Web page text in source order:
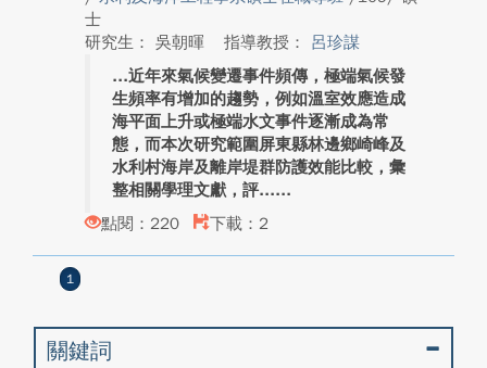
士
研究生： 吳朝暉
指導教授： 呂珍謀
近年來氣候變遷事件頻傳，極端氣候發
生頻率有增加的趨勢，例如溫室效應造成
海平面上升或極端水文事件逐漸成為常
態，而本次研究範圍屏東縣林邊鄉崎峰及
水利村海岸及離岸堤群防護效能比較，彙
整相關學理文獻，評...
點閱：220
下載：2
1
關鍵詞